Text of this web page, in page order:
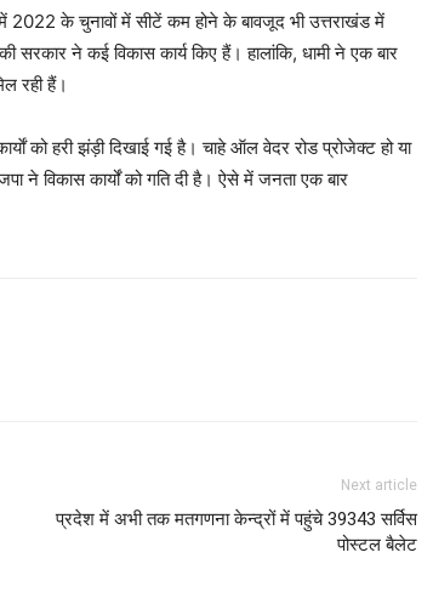
2022 के चुनावों में सीटें कम होने के बावजूद भी उत्तराखंड में
सरकार ने कई विकास कार्य किए हैं। हालांकि, धामी ने एक बार
रही हैं।
को हरी झंड़ी दिखाई गई है। चाहे ऑल वेदर रोड प्रोजेक्ट हो या
ने विकास कार्यों को गति दी है। ऐसे में जनता एक बार
Next article
प्रदेश में अभी तक मतगणना केन्द्रों में पहुंचे 39343 सर्विस
पोस्टल बैलेट